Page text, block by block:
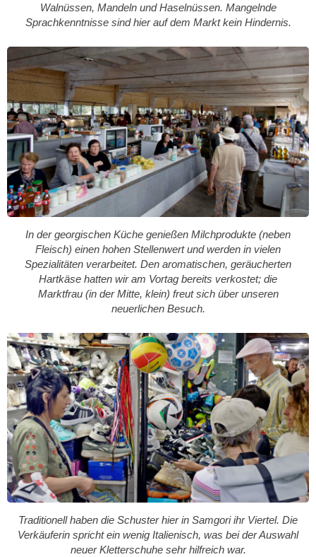
Walnüssen, Mandeln und Haselnüssen. Mangelnde
Sprachkenntnisse sind hier auf dem Markt kein Hindernis.
In der georgischen Küche genießen Milchprodukte (neben
Fleisch) einen hohen Stellenwert und werden in vielen
Spezialitäten verarbeitet. Den aromatischen, geräucherten
Hartkäse hatten wir am Vortag bereits verkostet; die
Marktfrau (in der Mitte, klein) freut sich über unseren
neuerlichen Besuch.
Traditionell haben die Schuster hier in Samgori ihr Viertel. Die
Verkäuferin spricht ein wenig Italienisch, was bei der Auswahl
neuer Kletterschuhe sehr hilfreich war.